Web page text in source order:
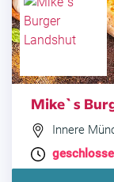
Mike`s
Innere